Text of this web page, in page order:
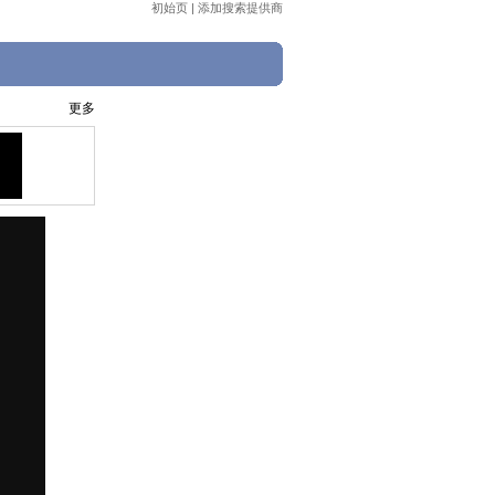
初始页 | 添加搜索提供商
更多